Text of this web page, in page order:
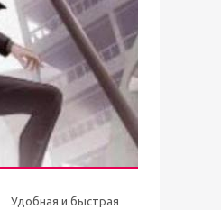
Удобная и быстрая